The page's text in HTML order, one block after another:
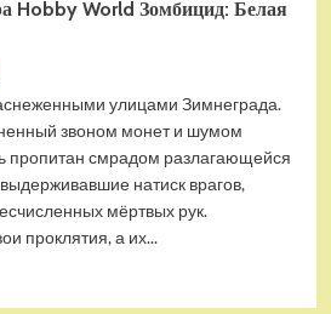
Hobby World Зомбицид: Белая
улицами Зимнеграда.
звоном монет и шумом
пропитан смрадом разлагающейся
натиск врагов,
мёртвых рук.
проклятия, а их...